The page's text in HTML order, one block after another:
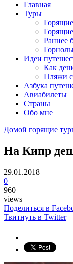
Главная
Туры
Раннее
Идеи
Как
Пляжи
Азбука
Авиабилеты
Страны
Обо мне
Домой горящие
На Кипр
29.01.2018
0
960
views
Поделиться в
Твитнуть в Twitter